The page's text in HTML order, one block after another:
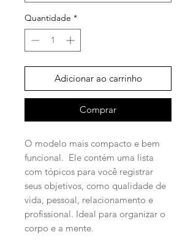
Quantidade *
Adicionar ao carrinho
Comprar
O modelo mais compacto e bem
funcional. Ele contém uma lista
com tópicos para você registrar
seus objetivos, como qualidade de
vida, pessoal, relacionamento e
profissional. Ideal para organizar o
corpo e a mente.